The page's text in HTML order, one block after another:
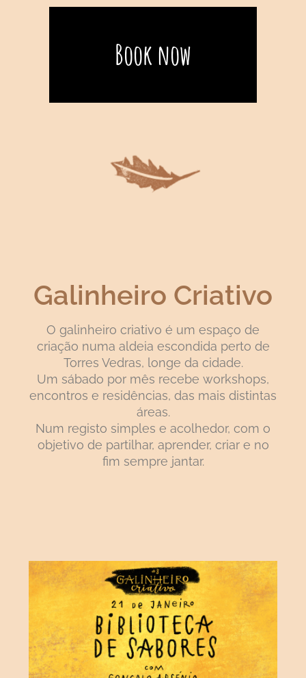
Book now
Galinheiro Criativo
O galinheiro criativo é um espaço de
criação numa aldeia escondida perto de
Torres Vedras, longe da cidade.
Um sábado por mês recebe workshops,
encontros e residências, das mais distintas
áreas.
Num registo simples e acolhedor, com o
objetivo de partilhar, aprender, criar e no
fim sempre jantar.